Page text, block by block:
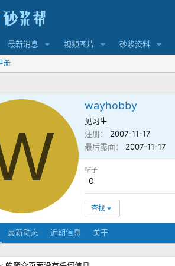
最新消息 视频图片 砂浆资料
册
wayhobby
见习生
注册
2007-11-17
最后露面
2007-11-17
帖子
0
查找
最新动态 近期信息 关于